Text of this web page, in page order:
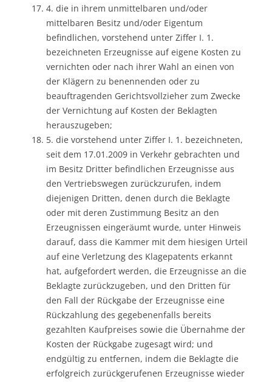
4. die in ihrem unmittelbaren und/oder
mittelbaren Besitz und/oder Eigentum
befindlichen, vorstehend unter Ziffer I. 1.
bezeichneten Erzeugnisse auf eigene Kosten zu
vernichten oder nach ihrer Wahl an einen von
der Klägern zu benennenden oder zu
beauftragenden Gerichtsvollzieher zum Zwecke
der Vernichtung auf Kosten der Beklagten
herauszugeben;
5. die vorstehend unter Ziffer I. 1. bezeichneten,
seit dem 17.01.2009 in Verkehr gebrachten und
im Besitz Dritter befindlichen Erzeugnisse aus
den Vertriebswegen zurückzurufen, indem
diejenigen Dritten, denen durch die Beklagte
oder mit deren Zustimmung Besitz an den
Erzeugnissen eingeräumt wurde, unter Hinweis
darauf, dass die Kammer mit dem hiesigen Urteil
auf eine Verletzung des Klagepatents erkannt
hat, aufgefordert werden, die Erzeugnisse an die
Beklagte zurückzugeben, und den Dritten für
den Fall der Rückgabe der Erzeugnisse eine
Rückzahlung des gegebenenfalls bereits
gezahlten Kaufpreises sowie die Übernahme der
Kosten der Rückgabe zugesagt wird; und
endgültig zu entfernen, indem die Beklagte die
erfolgreich zurückgerufenen Erzeugnisse wieder